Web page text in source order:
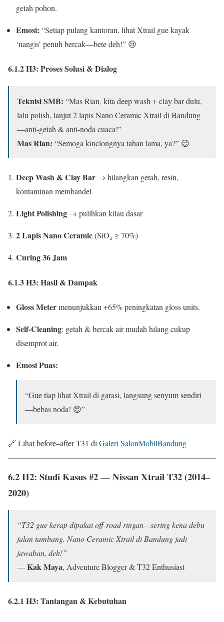
getah pohon.
Emosi: “Setiap pulang kantoran, lihat Xtrail gue kayak
‘nangis’ penuh bercak—bete deh!” 😢
6.1.2 H3: Proses Solusi & Dialog
Teknisi SMB: “Mas Rian, kita deep wash + clay bar dulu,
lalu polish, lanjut 2 lapis Nano Ceramic Xtrail di Bandung
—anti-getah & anti-noda cuaca!”
Mas Rian: “Semoga kinclongnya tahan lama, ya?” 😉
Deep Wash & Clay Bar → hilangkan getah, resin,
kontaminan membandel
Light Polishing → pulihkan kilau dasar
2 Lapis Nano Ceramic(SiO₂ ≥ 70%)
Curing 36 Jam
6.1.3 H3: Hasil & Dampak
Gloss Metermenunjukkan +65% peningkatan gloss units.
Self-Cleaning: getah & bercak air mudah hilang cukup
disemprot air.
Emosi Puas:
“Gue tiap lihat Xtrail di garasi, langsung senyum sendiri
—bebas noda! 😍”
🔗 Lihat before–after T31 di Galeri SalonMobilBandung
6.2 H2: Studi Kasus #2 —Nissan Xtrail T32 (2014–
2020)
“T32 gue kerap dipakai off-road ringan—sering kena debu
jalan tambang. Nano Ceramic Xtrail di Bandung jadi
jawaban, deh!”
—Kak Maya, Adventure Blogger & T32 Enthusiast
6.2.1 H3: Tantangan & Kebutuhan